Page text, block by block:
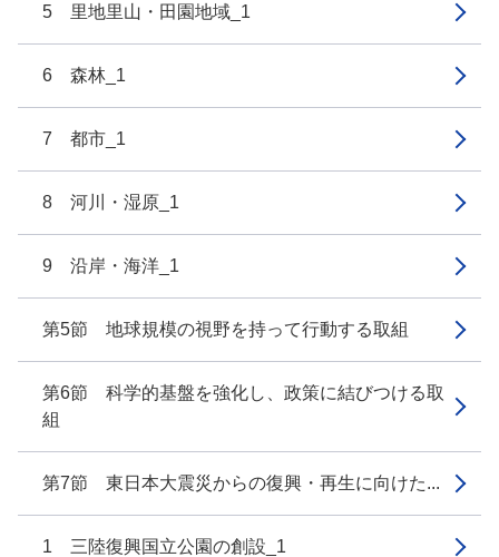
5 里地里山・田園地域_1
6 森林_1
7 都市_1
8 河川・湿原_1
9 沿岸・海洋_1
第5節 地球規模の視野を持って行動する取組
第6節 科学的基盤を強化し、政策に結びつける取
組
第7節 東日本大震災からの復興・再生に向けた...
1 三陸復興国立公園の創設_1